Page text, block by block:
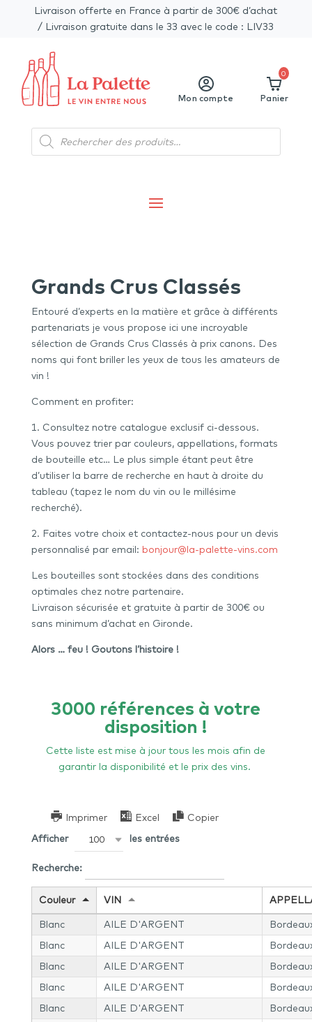
Livraison offerte en France à partir de 300€ d’achat
/ Livraison gratuite dans le 33 avec le code : LIV33
Mon compte Panier
0
Recherche
de
produits
Grands Crus Classés
Entouré d’experts en la matière et grâce à différents
partenariats je vous propose ici une incroyable
sélection de Grands Crus Classés à prix canons. Des
noms qui font briller les yeux de tous les amateurs de
vin !
Comment en profiter:
1. Consultez notre catalogue exclusif ci-dessous.
Vous pouvez trier par couleurs, appellations, formats
de bouteille etc… Le plus simple étant peut être
d’utiliser la barre de recherche en haut à droite du
tableau (tapez le nom du vin ou le millésime
recherché).
2. Faites votre choix et contactez-nous pour un devis
personnalisé par email: bonjour@la-palette-vins.com
Les bouteilles sont stockées dans des conditions
optimales chez notre partenaire.
Livraison sécurisée et gratuite à partir de 300€ ou
sans minimum d’achat en Gironde.
Alors … feu ! Goutons l’histoire !
3000 références à votre
disposition !
Cette liste est mise à jour tous les mois afin de
garantir la disponibilité et le prix des vins.
Imprimer Excel
Copier
Afficher
100 les entrées
Recherche:
Couleur VIN
Blanc
AILE D'ARGENT
Blanc
AILE D'ARGENT
Blanc
AILE D'ARGENT
Blanc
AILE D'ARGENT
Blanc
AILE D'ARGENT